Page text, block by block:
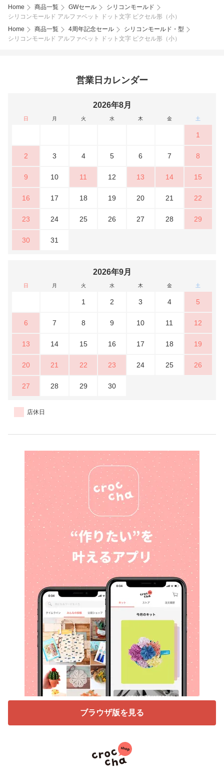
Home
商品一覧 GWセール
シリコンモールド
シリコンモールド アルファベット ドット文字 ピクセル形（小）
Home
商品一覧 4周年記念セール
シリコンモールド・型
シリコンモールド アルファベット ドット文字 ピクセル形（小）
営業日カレンダー
2026年8月
日 月 火 水 木 金 土
1
2 3 4 5 6 7 8
9 10 11 12 13 14 15
16 17 18 19 20 21 22
23 24 25 26 27 28 29
30 31
2026年9月
日 月 火 水 木 金 土
1 2 3 4 5
6 7 8 9 10 11 12
13 14 15 16 17 18 19
20 21 22 23 24 25 26
27 28 29 30
店休日
ブラウザ版を見る